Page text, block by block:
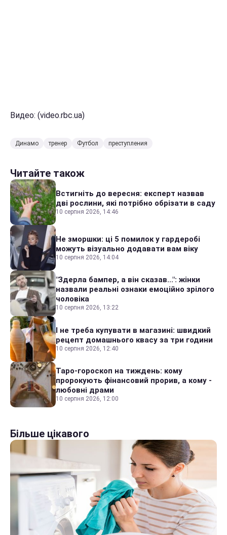
Видео: (video.rbc.ua)
Динамо тренер Футбол преступления
Читайте також
Встигніть до вересня: експерт назвав
дві рослини, які потрібно обрізати в саду
10 серпня 2026, 14:46
Не зморшки: ці 5 помилок у гардеробі
можуть візуально додавати вам віку
10 серпня 2026, 14:04
"Здерла бампер, а він сказав...": жінки
назвали реальні ознаки емоційно зрілого
чоловіка
10 серпня 2026, 13:22
І не треба купувати в магазині: швидкий
рецепт домашнього квасу за три години
10 серпня 2026, 12:40
Таро-гороскоп на тиждень: кому
пророкують фінансовий прорив, а кому -
любовні драми
10 серпня 2026, 12:00
Більше цікавого